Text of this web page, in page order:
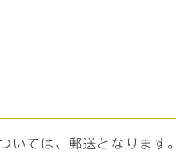
いては、郵送となります。